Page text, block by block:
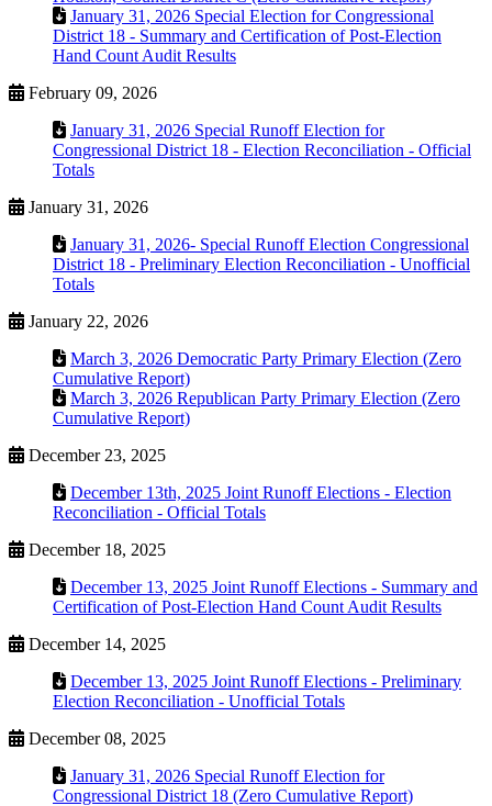
January 31, 2026 Special Election for Congressional
District 18 - Summary and Certification of Post-Election
Hand Count Audit Results
February 09, 2026
January 31, 2026 Special Runoff Election for
Congressional District 18 - Election Reconciliation - Official
Totals
January 31, 2026
January 31, 2026- Special Runoff Election Congressional
District 18 - Preliminary Election Reconciliation - Unofficial
Totals
January 22, 2026
March 3, 2026 Democratic Party Primary Election (Zero
Cumulative Report)
March 3, 2026 Republican Party Primary Election (Zero
Cumulative Report)
December 23, 2025
December 13th, 2025 Joint Runoff Elections - Election
Reconciliation - Official Totals
December 18, 2025
December 13, 2025 Joint Runoff Elections - Summary and
Certification of Post-Election Hand Count Audit Results
December 14, 2025
December 13, 2025 Joint Runoff Elections - Preliminary
Election Reconciliation - Unofficial Totals
December 08, 2025
January 31, 2026 Special Runoff Election for
Congressional District 18 (Zero Cumulative Report)